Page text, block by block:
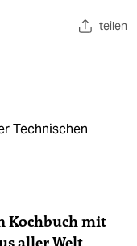
teilen
Technischen
Kochbuch mit